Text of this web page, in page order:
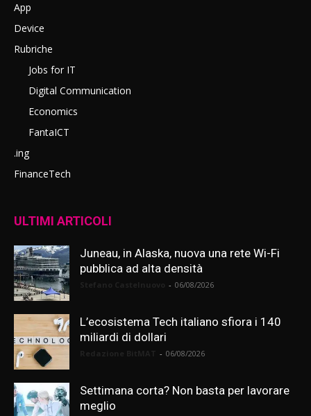
App
Device
Rubriche
Jobs for IT
Digital Communication
Economics
FantaICT
.ing
FinanceTech
ULTIMI ARTICOLI
Juneau, in Alaska, nuova una rete Wi-Fi
pubblica ad alta densità
- 06/08/2026
L’ecosistema Tech italiano sfiora i 140
miliardi di dollari
- 06/08/2026
Settimana corta? Non basta per lavorare
meglio